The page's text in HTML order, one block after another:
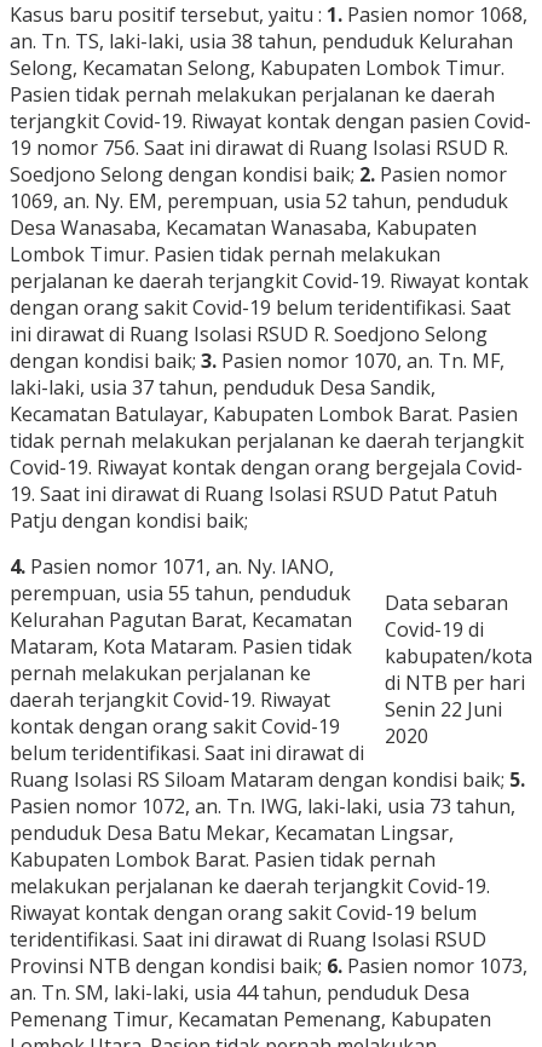
Kasus baru positif tersebut, yaitu : 1. Pasien nomor 1068,
an. Tn. TS, laki-laki, usia 38 tahun, penduduk Kelurahan
Selong, Kecamatan Selong, Kabupaten Lombok Timur.
Pasien tidak pernah melakukan perjalanan ke daerah
terjangkit Covid-19. Riwayat kontak dengan pasien Covid-
19 nomor 756. Saat ini dirawat di Ruang Isolasi RSUD R.
Soedjono Selong dengan kondisi baik; 2. Pasien nomor
1069, an. Ny. EM, perempuan, usia 52 tahun, penduduk
Desa Wanasaba, Kecamatan Wanasaba, Kabupaten
Lombok Timur. Pasien tidak pernah melakukan
perjalanan ke daerah terjangkit Covid-19. Riwayat kontak
dengan orang sakit Covid-19 belum teridentifikasi. Saat
ini dirawat di Ruang Isolasi RSUD R. Soedjono Selong
dengan kondisi baik; 3. Pasien nomor 1070, an. Tn. MF,
laki-laki, usia 37 tahun, penduduk Desa Sandik,
Kecamatan Batulayar, Kabupaten Lombok Barat. Pasien
tidak pernah melakukan perjalanan ke daerah terjangkit
Covid-19. Riwayat kontak dengan orang bergejala Covid-
19. Saat ini dirawat di Ruang Isolasi RSUD Patut Patuh
Patju dengan kondisi baik;
Data sebaran
Covid-19 di
kabupaten/kota
di NTB per hari
Senin 22 Juni
2020
4. Pasien nomor 1071, an. Ny. IANO,
perempuan, usia 55 tahun, penduduk
Kelurahan Pagutan Barat, Kecamatan
Mataram, Kota Mataram. Pasien tidak
pernah melakukan perjalanan ke
daerah terjangkit Covid-19. Riwayat
kontak dengan orang sakit Covid-19
belum teridentifikasi. Saat ini dirawat di
Ruang Isolasi RS Siloam Mataram dengan kondisi baik; 5.
Pasien nomor 1072, an. Tn. IWG, laki-laki, usia 73 tahun,
penduduk Desa Batu Mekar, Kecamatan Lingsar,
Kabupaten Lombok Barat. Pasien tidak pernah
melakukan perjalanan ke daerah terjangkit Covid-19.
Riwayat kontak dengan orang sakit Covid-19 belum
teridentifikasi. Saat ini dirawat di Ruang Isolasi RSUD
Provinsi NTB dengan kondisi baik; 6. Pasien nomor 1073,
an. Tn. SM, laki-laki, usia 44 tahun, penduduk Desa
Pemenang Timur, Kecamatan Pemenang, Kabupaten